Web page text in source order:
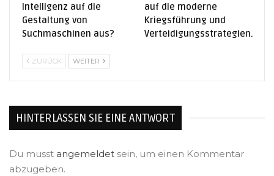
Intelligenz auf die
Gestaltung von
Suchmaschinen aus?
auf die moderne
Kriegsführung und
Verteidigungsstrategien.
ZURÜCK WEITER
HINTERLASSEN SIE EINE ANTWORT
Du musst angemeldet sein, um einen Kommentar
abzugeben.